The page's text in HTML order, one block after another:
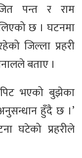
पन्त र राम
छ । घटनमा
जिल्ला प्रहरी
बताए ।
भएको बुझेका
हुँदै छ ।’
घटेको प्रहरीले